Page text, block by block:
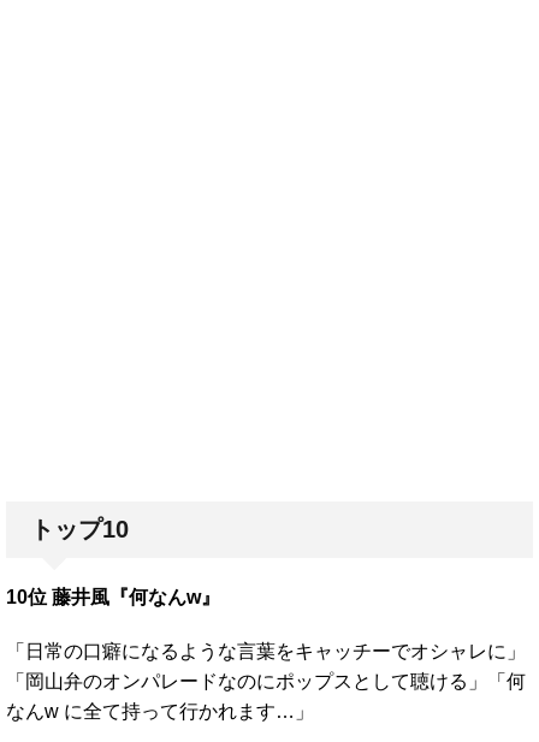
トップ10
10位 藤井風『何なんw』
「日常の口癖になるような言葉をキャッチーでオシャレに」
「岡山弁のオンパレードなのにポップスとして聴ける」「何
なんw に全て持って行かれます…」